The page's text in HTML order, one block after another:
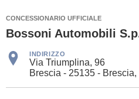
CONCESSIONARIO UFFICIALE
Bossoni Automobili
INDIRIZZO
Via Triumplina, 96
Brescia - 25135 -